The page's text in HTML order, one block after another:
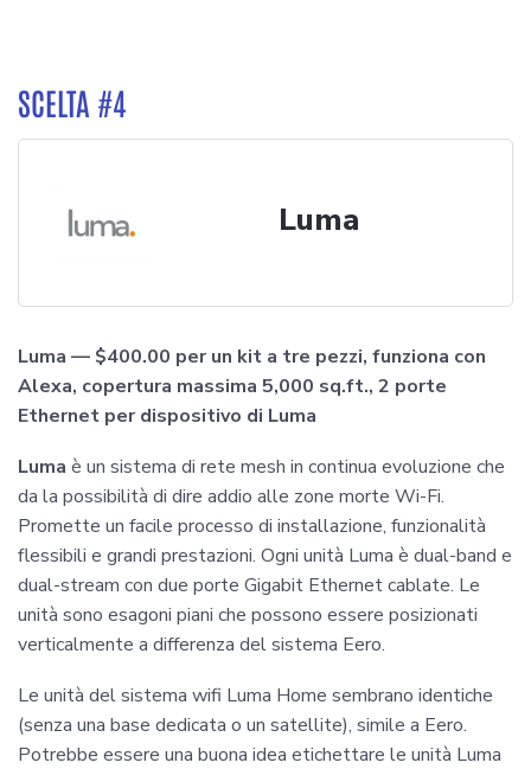
SCELTA #4
Luma
Luma — $400.00 per un kit a tre pezzi, funziona con
Alexa, copertura massima 5,000 sq.ft., 2 porte
Ethernet per dispositivo di Luma
Luma è un sistema di rete mesh in continua evoluzione che
da la possibilità di dire addio alle zone morte Wi-Fi.
Promette un facile processo di installazione, funzionalità
flessibili e grandi prestazioni. Ogni unità Luma è dual-band e
dual-stream con due porte Gigabit Ethernet cablate. Le
unità sono esagoni piani che possono essere posizionati
verticalmente a differenza del sistema Eero.
Le unità del sistema wifi Luma Home sembrano identiche
(senza una base dedicata o un satellite), simile a Eero.
Potrebbe essere una buona idea etichettare le unità Luma